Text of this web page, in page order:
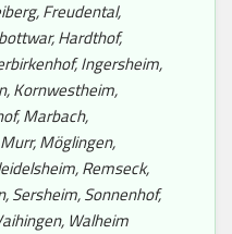
Freudental,
Hardthof,
Ingersheim,
Kornwestheim,
Marbach,
Möglingen,
Remseck,
Sersheim, Sonnenhof,
Walheim